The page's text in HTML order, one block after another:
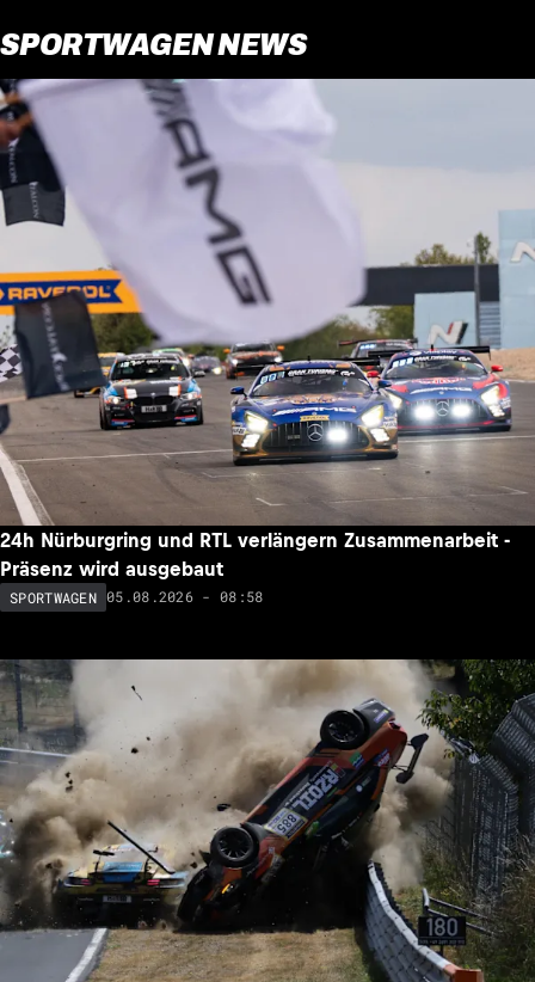
SPORTWAGEN NEWS
24h Nürburgring und RTL verlängern Zusammenarbeit -
Präsenz wird ausgebaut
SPORTWAGEN 05.08.2026 - 08:58